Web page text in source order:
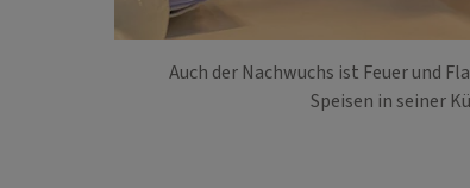
Auch der Nachwuchs ist Feuer und
Speisen in seiner